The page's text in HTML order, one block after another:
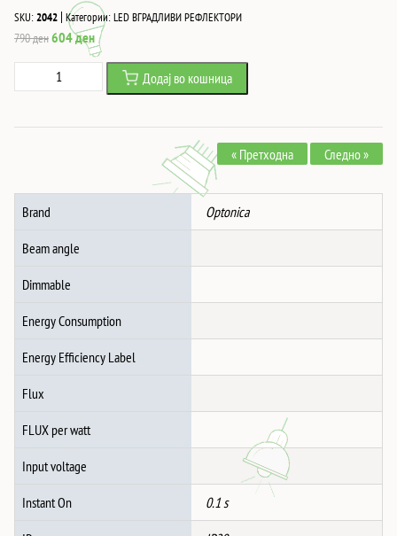
SKU:2042 | Категории:LED ВГРАДЛИВИ РЕФЛЕКТОРИ
790денOriginal
was:
604денCurrent
price
604 ден.
ЗА
ЦРН-
Рефлектор
Gu10-
IP20
35W
Додај во кошница
« Претходна Следно »
Brand Optonica
Beam angle
Dimmable
Energy Consumption
Energy Efficiency Label
Flux
FLUX per watt
Input voltage
Instant On 0.1 s